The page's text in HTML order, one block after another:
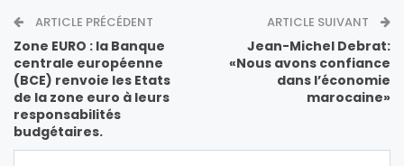
ARTICLE PRÉCÉDENT
Zone EURO : la Banque
centrale européenne
(BCE) renvoie les Etats
de la zone euro à leurs
responsabilités
budgétaires.
ARTICLE SUIVANT
Jean-Michel Debrat:
«Nous avons confiance
dans l’économie
marocaine»